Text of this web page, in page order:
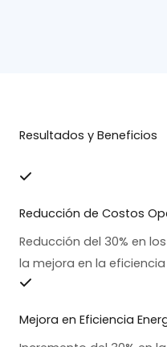
Resultados y Beneficios
Reducción de Costos
Reducción del 30% en
la mejora en la
Mejora en Eficiencia